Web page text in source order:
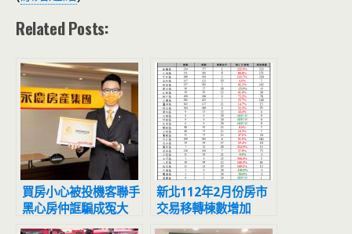
Related Posts:
買房小心被投機客聯手
黑心房仲誆騙成冤大
頭！
新北112年2月份房市
交易移轉棟數增加
69.1%